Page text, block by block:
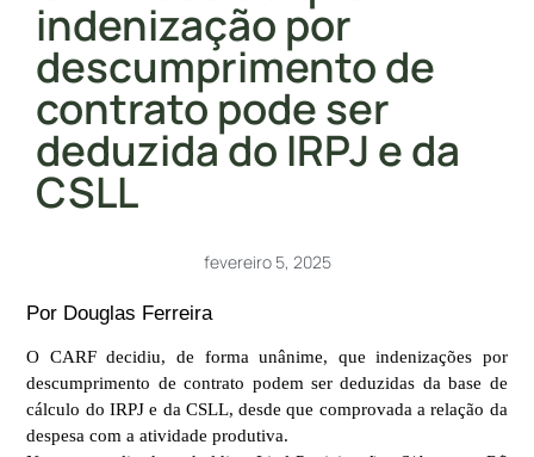
indenização por
descumprimento de
contrato pode ser
deduzida do IRPJ e da
CSLL
fevereiro 5, 2025
Por Douglas Ferreira
O CARF decidiu, de forma unânime, que indenizações por
descumprimento de contrato podem ser deduzidas da base de
cálculo do IRPJ e da CSLL, desde que comprovada a relação da
despesa com a atividade produtiva.